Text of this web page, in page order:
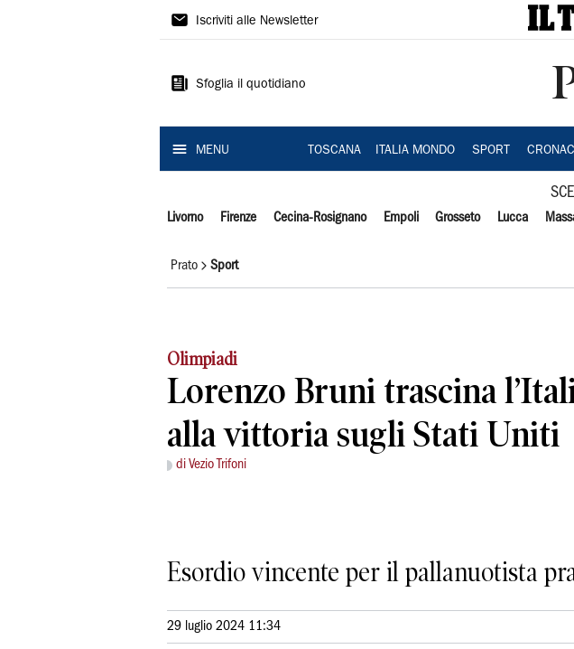
Il
Iscriviti alle Newsletter
Sfoglia il quotidiano
MENU TOSCANA ITALIA MONDO SPORT
Livorno Firenze Cecina-Rosignano Empoli Grosseto Lucca
Prato Sport
Olimpiadi
Lorenzo Bruni trascina
alla vittoria sugli Stati Uniti
di Vezio Trifoni
Esordio vincente per il pallanuotista
29 luglio 2024 11:34